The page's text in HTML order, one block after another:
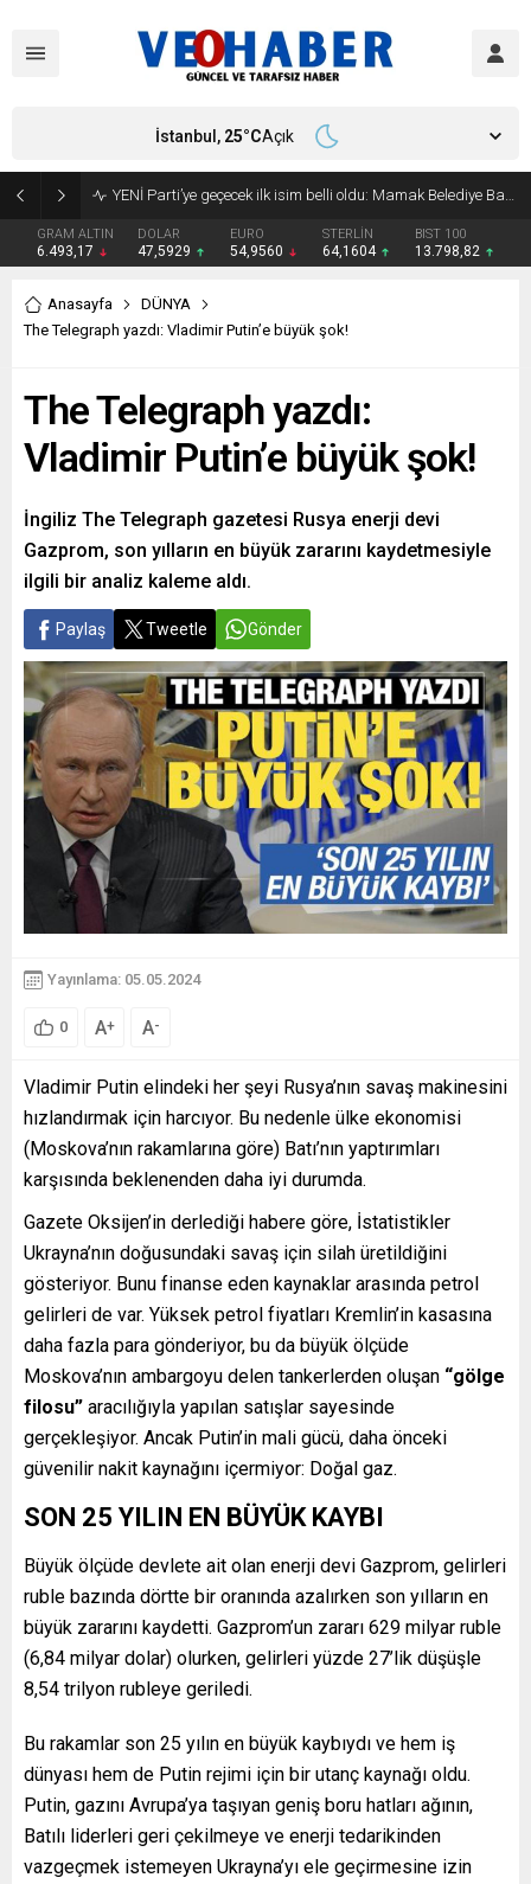
YENİ Parti’ye geçecek ilk isim belli oldu: Mamak Belediye Başkanı CHP’den istifa etti
GRAM ALTIN
6.493,17
DOLAR
47,5929
EURO
54,9560
STERLİN
64,1604
BIST 100
13.798,82
İstanbul, 25°CAçık
Anasayfa
DÜNYA
The Telegraph yazdı: Vladimir Putin’e büyük şok!
The Telegraph yazdı:
Vladimir Putin’e büyük şok!
İngiliz The Telegraph gazetesi Rusya enerji devi
Gazprom, son yılların en büyük zararını kaydetmesiyle
ilgili bir analiz kaleme aldı.
Paylaş Tweetle Gönder
Yayınlama: 05.05.2024
0 A+ A-
Vladimir Putin elindeki her şeyi Rusya’nın savaş makinesini
hızlandırmak için harcıyor. Bu nedenle ülke ekonomisi
(Moskova’nın rakamlarına göre) Batı’nın yaptırımları
karşısında beklenenden daha iyi durumda.
Gazete Oksijen’in derlediği habere göre, İstatistikler
Ukrayna’nın doğusundaki savaş için silah üretildiğini
gösteriyor. Bunu finanse eden kaynaklar arasında petrol
gelirleri de var. Yüksek petrol fiyatları Kremlin’in kasasına
daha fazla para gönderiyor, bu da büyük ölçüde
Moskova’nın ambargoyu delen tankerlerden oluşan “gölge
filosu” aracılığıyla yapılan satışlar sayesinde
gerçekleşiyor. Ancak Putin’in mali gücü, daha önceki
güvenilir nakit kaynağını içermiyor: Doğal gaz.
SON 25 YILIN EN BÜYÜK KAYBI
Büyük ölçüde devlete ait olan enerji devi Gazprom, gelirleri
ruble bazında dörtte bir oranında azalırken son yılların en
büyük zararını kaydetti. Gazprom’un zararı 629 milyar ruble
(6,84 milyar dolar) olurken, gelirleri yüzde 27’lik düşüşle
8,54 trilyon rubleye geriledi.
Bu rakamlar son 25 yılın en büyük kaybıydı ve hem iş
dünyası hem de Putin rejimi için bir utanç kaynağı oldu.
Putin, gazını Avrupa’ya taşıyan geniş boru hatları ağının,
Batılı liderleri geri çekilmeye ve enerji tedarikinden
vazgeçmek istemeyen Ukrayna’yı ele geçirmesine izin